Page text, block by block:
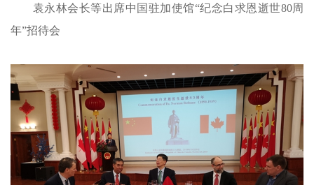
袁永林会长等出席中国驻加使馆“纪念白求恩逝世80周
年”招待会